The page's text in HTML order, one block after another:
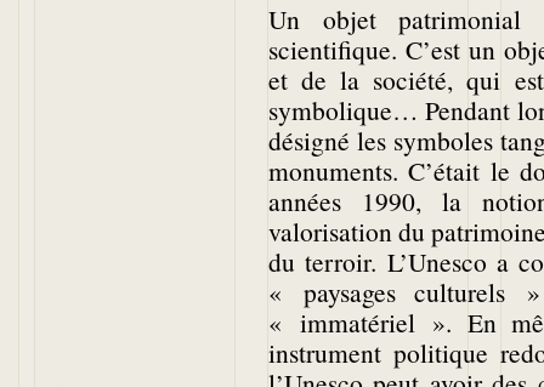
Un objet patrimonial
scientifique. C’est un
et de la société, qui
symbolique… Pendant
désigné les symboles
monuments. C’était le
années 1990, la
valorisation du
du terroir. L’Unesco a
« paysages culturels
« immatériel ». En
instrument politique